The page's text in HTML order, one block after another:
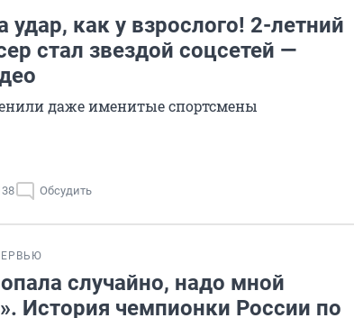
удар, как у взрослого! 2-летний
стал звездой соцсетей —
даже именитые спортсмены
Обсудить
случайно, надо мной
История чемпионки России по